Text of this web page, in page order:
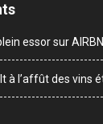
essor sur
à l’affût des vins